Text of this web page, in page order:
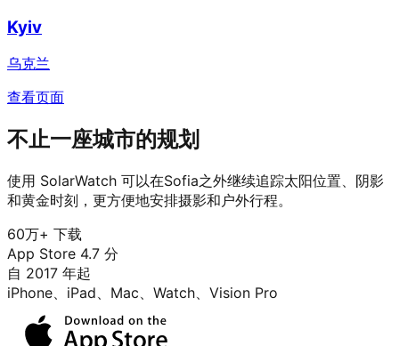
Kyiv
乌克兰
查看页面
不止一座城市的规划
使用 SolarWatch 可以在Sofia之外继续追踪太阳位置、阴影
和黄金时刻，更方便地安排摄影和户外行程。
60万+ 下载
App Store 4.7 分
自 2017 年起
iPhone、iPad、Mac、Watch、Vision Pro